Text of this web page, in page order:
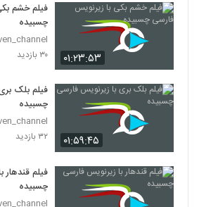
۰۱:۲۳:۵۳
فیلم خشم
چسبیده
۳۰ بازدید
۰۱:۵۹:۴۵
فیلم بلک
چسبیده
۳۲ بازدید
فیلم قندهار
چسبیده